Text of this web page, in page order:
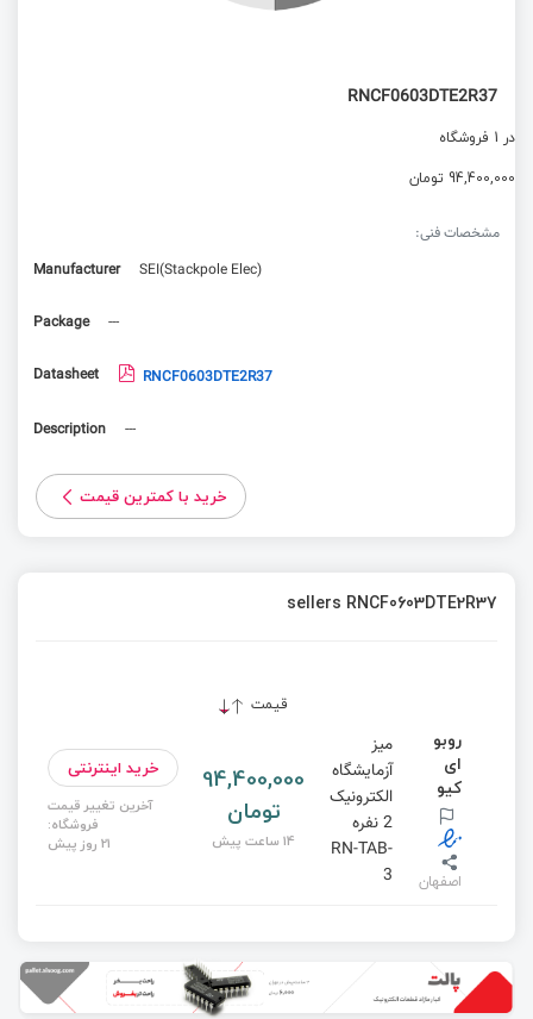
RNCF0603DTE2R37
در 1 فروشگاه
94,400,000 تومان
مشخصات فنی:
Manufacturer
SEI(Stackpole Elec)
Package ---
Datasheet RNCF0603DTE2R37
Description ---
خرید با کمترین قیمت
sellers RNCF0603DTE2R37
قیمت
روبو
ای
کیو
اصفهان
میز
آزمایشگاه
الکترونیک
2 نفره
RN-TAB-
3
94,400,000
تومان
14 ساعت پیش
خرید اینترنتی
آخرین تغییر قیمت
فروشگاه:
21 روز پیش